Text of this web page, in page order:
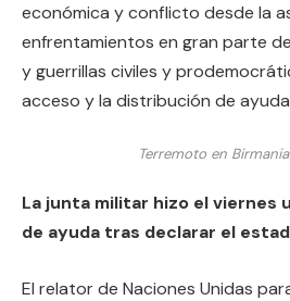
económica y conflicto desde la
enfrentamientos en gran parte
y guerrillas civiles y
acceso y la distribución de
Terremoto en Birmania
La junta militar hizo el viernes
de ayuda tras declarar el
El relator de Naciones Unidas